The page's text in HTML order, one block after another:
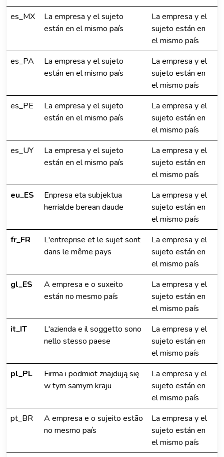
es_MX
La empresa y el sujeto
están en el mismo país
La empresa y el
sujeto están en
el mismo país
es_PA
La empresa y el sujeto
están en el mismo país
La empresa y el
sujeto están en
el mismo país
es_PE
La empresa y el sujeto
están en el mismo país
La empresa y el
sujeto están en
el mismo país
es_UY
La empresa y el sujeto
están en el mismo país
La empresa y el
sujeto están en
el mismo país
eu_ES
Enpresa eta subjektua
herrialde berean daude
La empresa y el
sujeto están en
el mismo país
fr_FR
L'entreprise et le sujet sont
dans le même pays
La empresa y el
sujeto están en
el mismo país
gl_ES
A empresa e o suxeito
están no mesmo país
La empresa y el
sujeto están en
el mismo país
it_IT
L'azienda e il soggetto sono
nello stesso paese
La empresa y el
sujeto están en
el mismo país
pl_PL
Firma i podmiot znajdują się
w tym samym kraju
La empresa y el
sujeto están en
el mismo país
pt_BR
A empresa e o sujeito estão
no mesmo país
La empresa y el
sujeto están en
el mismo país